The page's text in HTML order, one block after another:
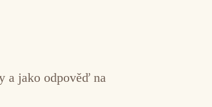
a jako odpověď na